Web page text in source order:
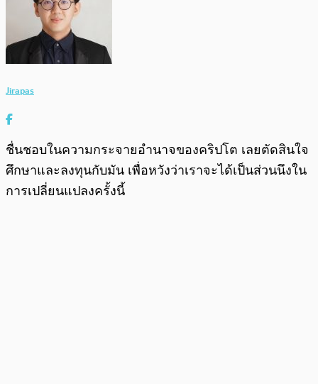
Jirapas
ชื่นชอบในความกระจายอำนาจของคริปโต เลยตัดสินใจ
ศึกษาและลงทุนกับมัน เพื่อหวังว่าเราจะได้เป็นส่วนนึงใน
การเปลี่ยนแปลงครั้งนี้